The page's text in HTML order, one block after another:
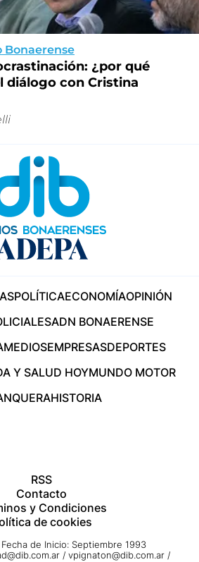
Bonaerense
¿por qué
diálogo con Cristina
POLÍTICAECONOMÍAOPINIÓN
ADN BONAERENSE
MEDIOSEMPRESASDEPORTES
Y SALUD HOYMUNDO MOTOR
HISTORIA
RSS
Contacto
y Condiciones
de cookies
de Inicio: Septiembre 1993
/ vpignaton@dib.com.ar /